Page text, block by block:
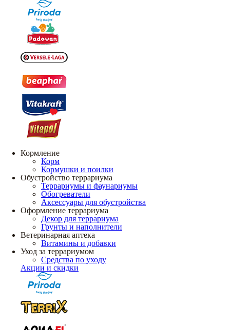
Кормление
Корм
Кормушки и поилки
Обустройство террариума
Террариумы и фаунариумы
Обогреватели
Аксессуары для обустройства
Оформление террариума
Декор для террариума
Грунты и наполнители
Ветеринарная аптека
Витамины и добавки
Уход за террариумом
Средства по уходу
Акции и скидки